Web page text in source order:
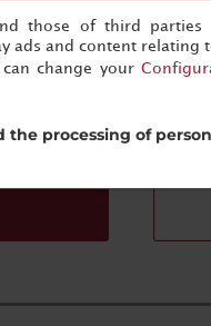
de sucesso está a
Comece a planear
those of third
ads and content relating
change your
the processing of